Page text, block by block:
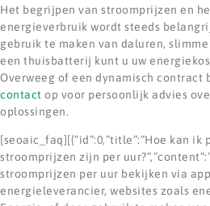
Het begrijpen van stroomprijzen en
energieverbruik wordt steeds
gebruik te maken van daluren,
een thuisbatterij kunt u uw
Overweeg of een dynamisch contract
contact op voor persoonlijk advies
oplossingen.
[seoaic_faq][{“id”:0,”title”:”Hoe kan
stroomprijzen zijn per
stroomprijzen per uur bekijken via
energieleverancier, websites zoals